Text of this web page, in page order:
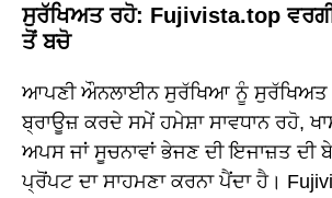
ਸੁਰੱਖਿਅਤ ਰਹੋ: Fujivista.top
ਤੋਂ ਬਚੋ
ਆਪਣੀ ਔਨਲਾਈਨ ਸੁਰੱਖਿਆ ਨੂੰ
ਬ੍ਰਾਊਜ਼ ਕਰਦੇ ਸਮੇਂ ਹਮੇਸ਼ਾ ਸਾਵਧਾਨ ਰਹੋ,
ਅਪਸ ਜਾਂ ਸੂਚਨਾਵਾਂ ਭੇਜਣ ਦੀ ਇਜਾਜ਼ਤ ਦੀ
ਪ੍ਰੋਂਪਟ ਦਾ ਸਾਹਮਣਾ ਕਰਨਾ ਪੈਂਦਾ ਹੈ।